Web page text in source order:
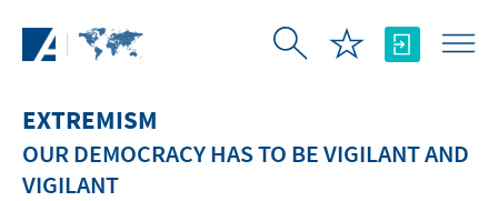
EXTREMISM
OUR DEMOCRACY HAS TO BE VIGILANT AND
VIGILANT